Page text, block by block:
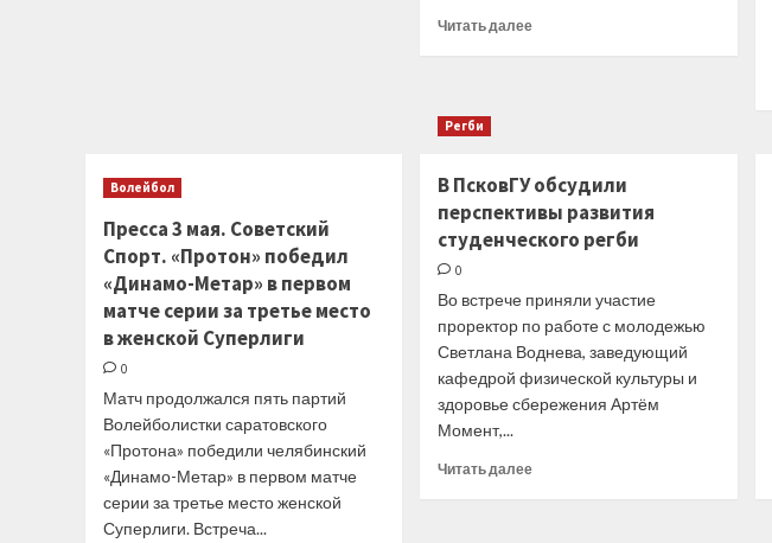
что
быть
пассивнее.
В
розыгрышах
торопиться
Читать далееПрочитать
Новости.
«Динамо»
обыграли
старте
финала
Суперлиги
Волейбол
Пресса 3 мая. Советский
Спорт. «Протон» победил
«Динамо-Метар» в первом
матче серии за третье место
в женской Суперлиги
0
Матч продолжался пять партий
Волейболистки саратовского
«Протона» победили челябинский
«Динамо-Метар» в первом матче
серии за третье место женской
Суперлиги. Встреча...
Регби
В ПсковГУ обсудили
перспективы развития
студенческого регби
0
Во встрече приняли участие
проректор по работе с молодежью
Светлана Воднева, заведующий
кафедрой физической культуры и
здоровье сбережения Артём
Момент,...
Читать далееПрочитать